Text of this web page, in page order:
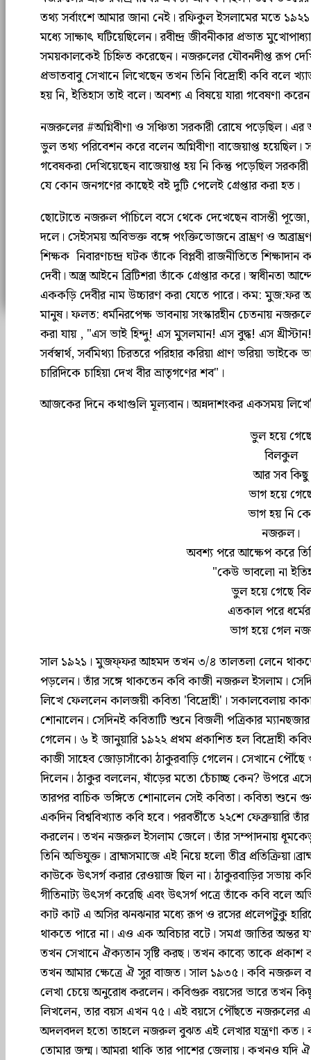
তথ‍্য সর্বাংশে আমার জানা নেই। রফিকুল ইসলামের মতে
মধ‍্যে সাক্ষাৎ ঘটিয়েছিলেন। রবীন্দ্র জীবনীকার প্রভাত
সময়কালকেই চিহ্নিত করেছেন। নজরুলের যৌবনদীপ্ত রূপ
প্রভাতবাবু সেখানে লিখেছেন তখন তিনি বিদ্রোহী কবি বলে
হয় নি, ইতিহাস তাই বলে। অবশ‍্য এ বিষয়ে যারা গবেষণা
নজরুলের #অগ্নিবীণা ও সঞ্চিতা সরকারী রোষে পড়েছিল। এর
ভুল তথ‍্য পরিবেশন করে বলেন‌ অগ্নিবীণা বাজেয়াপ্ত
গবেষকরা দেখিয়েছেন বাজেয়াপ্ত হয় নি কিন্তু পড়েছিল
যে কোন জনগণের কাছেই ব‌ই দুটি পেলেই গ্ৰেপ্তার করা হত।
ছোটোতে নজরুল পাঁচিলে বসে থেকে দেখেছেন বাসন্তী
দলে। সেইসময় অবিভক্ত বঙ্গে পংক্তিভোজনে ব্রাম্ভ্রণ ও
শিক্ষক নিবারণচন্দ্র ঘটক তাঁকে বিপ্লবী রাজনীতিতে
দেবী। অস্ত্র‌ আইনে ব্রিটিশরা তাঁকে গ্ৰেপ্তার করে। স্বাধীনতা
এককড়ি দেবীর নাম উচ্চারণ করা যেতে পারে। কম:
মানুষ। ফলত: ধর্মনিরপেক্ষ ভাবনায় সংস্কারহীন চেতনায়
করা যায় , "এস ভাই হিন্দু! এস মুসলমান! এস বুদ্ধ! এস
সর্বস্বার্থ, সর্বমিথ‍্যা চিরতরে পরিহার করিয়া প্রাণ ভরিয়া
চারিদিকে চাহিয়া দেখ বীর ভ্রাতৃগণের শব"।
আজকের দিনে কথাগুলি মূল‍্যবান। অন্নদাশংকর একসময়
ভুল হয়ে
বিলকুল
আর সব কিছু
ভাগ হয়ে
ভাগ হয় নি
নজরুল।
অবশ‍্য পরে আক্ষেপ করে
"কেউ ভাবলো না
ভুল হয়ে গেছে
এতকাল পরে
ভাগ হয়ে গেল
সাল ১৯২১। মুজফ্‌ফর আহমদ তখন ৩/৪ তালতলা লেনে
পড়লেন। তাঁর সঙ্গে থাকতেন কবি কাজী নজরুল ইসলাম।
লিখে ফেললেন কালজয়ী কবিতা 'বিদ্রোহী'। সকালবেলায়
শোনালেন। সেদিন‌ই কবিতাটি শুনে বিজলী পত্রিকার ম‍্যানছজার
গেলেন। ৬ ই জানুয়ারি ১৯২২ প্রথম প্রকাশিত হল বিদ্রোহী
কাজী সাহেব জোড়াসাঁকো ঠাকুরবাড়ি গেলেন। সেখানে
দিলেন। ঠাকুর বললেন, ষাঁড়ের মতো চেঁচাচ্ছ কেন? উপরে
তারপর বাচিক ভঙ্গিতে শোনালেন সেই কবিতা। কবিতা শুনে
একদিন বিশ্ববিখ্যাত কবি হবে। পরবর্তীতে ২২শে ফেব্রুয়ারি
করলেন। তখন নজরুল ইসলাম জেলে। তাঁর সম্পাদনায় ধূমকেতু
তিনি অভিযুক্ত। ব্রাহ্মসমাজে এই নিয়ে হলো তীব্র
কাউকে উৎসর্গ করার রেওয়াজ ছিল না। ঠাকুরবাড়ির
গীতিনাট্য উৎসর্গ করেছি এবং উৎসর্গ পত্রে তাঁকে কবি বলে
কাট কাট এ অসির ঝনঝনার মধ্যে রূপ ও রসের প্রলেপটুকু
থাকতে পারে না। এও এক অবিচার বটে। সমগ্ৰ জাতির অন্তর
তখন সেখানে ঐক‍্যতান সৃষ্টি করছ। তখন কাব‍্যে তাকে
তখন আমার ক্ষেত্রে ঐ সুর বাজত। সাল ১৯৩৫। কবি নজরুল
লেখা চেয়ে অনুরোধ করলেন। কবিগুরু বয়সের ভারে তখন
লিখলেন, তার বয়স এখন ৭৫। এই বয়সে পৌঁছতে নজরুলের
অদলবদল হতো তাহলে নজরুল বুঝত এই লেখার যন্ত্রণা কত।
তোমার জন্ম। আমরা থাকি তার পাশের জেলায়। কখনও যদি